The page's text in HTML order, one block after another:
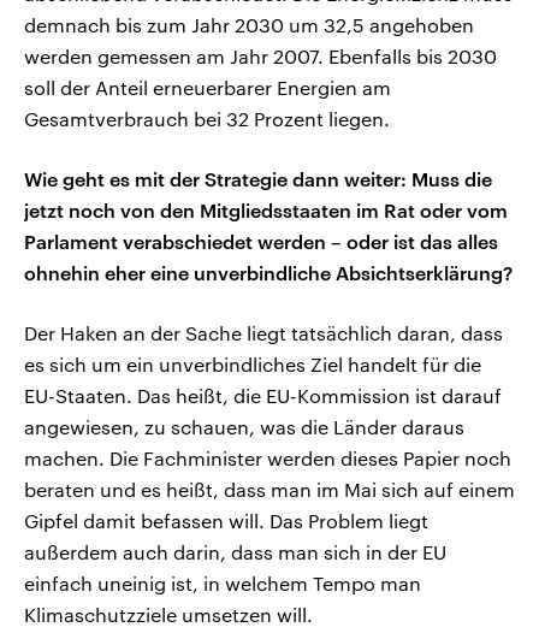
demnach bis zum Jahr 2030 um 32,5 angehoben
werden gemessen am Jahr 2007. Ebenfalls bis 2030
soll der Anteil erneuerbarer Energien am
Gesamtverbrauch bei 32 Prozent liegen.
Wie geht es mit der Strategie dann weiter: Muss die
jetzt noch von den Mitgliedsstaaten im Rat oder vom
Parlament verabschiedet werden – oder ist das alles
ohnehin eher eine unverbindliche Absichtserklärung?
Der Haken an der Sache liegt tatsächlich daran, dass
es sich um ein unverbindliches Ziel handelt für die
EU-Staaten. Das heißt, die EU-Kommission ist darauf
angewiesen, zu schauen, was die Länder daraus
machen. Die Fachminister werden dieses Papier noch
beraten und es heißt, dass man im Mai sich auf einem
Gipfel damit befassen will. Das Problem liegt
außerdem auch darin, dass man sich in der EU
einfach uneinig ist, in welchem Tempo man
Klimaschutzziele umsetzen will.